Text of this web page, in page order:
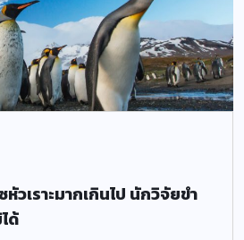
วเราะมากเกินไป นักวิจัยขำ
ด้